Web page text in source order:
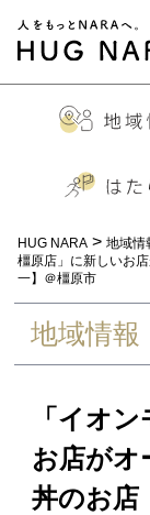
HUG NARA > 地域情
橿原店」に新しいお
一】＠橿原市
地域情報
「イオ
お店が
丼のお